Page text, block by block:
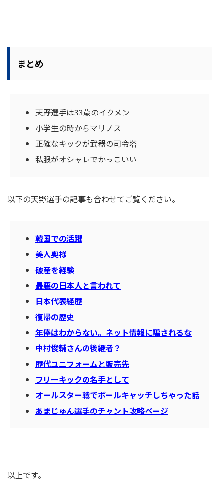
まとめ
天野選手は33歳のイクメン
小学生の時からマリノス
正確なキックが武器の司令塔
私服がオシャレでかっこいい
以下の天野選手の記事も合わせてご覧ください。
韓国での活躍
美人奥様
破産を経験
最悪の日本人と言われて
日本代表経歴
復帰の歴史
年俸はわからない。ネット情報に騙されるな
中村俊輔さんの後継者？
歴代ユニフォームと販売先
フリーキックの名手として
オールスター戦でボールキャッチしちゃった話
あまじゅん選手のチャント攻略ページ
以上です。